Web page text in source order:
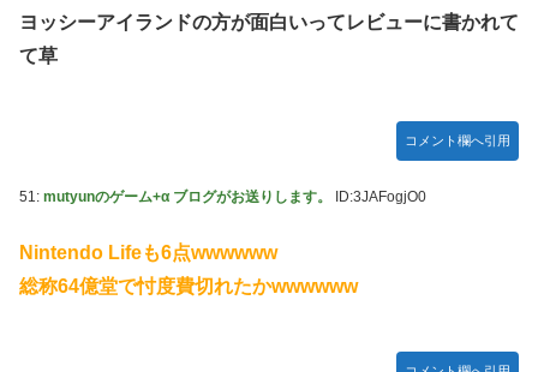
ヨッシーアイランドの方が面白いってレビューに書かれて
て草
コメント欄へ引用
51: mutyunのゲーム+α ブログがお送りします。 ID:3JAFogjO0
Nintendo Lifeも6点wwwwww
総称64億堂で忖度費切れたかwwwwww